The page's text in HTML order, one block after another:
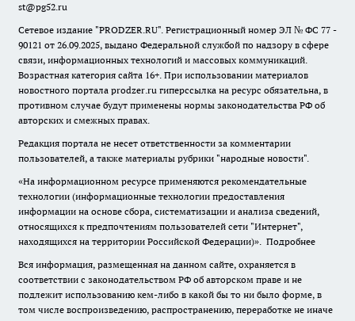
st@pg52.ru
Сетевое издание "PRODZER.RU". Регистрационный номер ЭЛ № ФС 77 -
90121 от 26.09.2025, выдано Федеральной службой по надзору в сфере
связи, информационных технологий и массовых коммуникаций.
Возрастная категория сайта 16+. При использовании материалов
новостного портала prodzer.ru гиперссылка на ресурс обязательна, в
противном случае будут применены нормы законодательства РФ об
авторских и смежных правах.
Редакция портала не несет ответственности за комментарии
пользователей, а также материалы рубрики "народные новости".
«На информационном ресурсе применяются рекомендательные
технологии (информационные технологии предоставления
информации на основе сбора, систематизации и анализа сведений,
относящихся к предпочтениям пользователей сети "Интернет",
находящихся на территории Российской Федерации)». Подробнее
Вся информация, размещенная на данном сайте, охраняется в
соответствии с законодательством РФ об авторском праве и не
подлежит использованию кем-либо в какой бы то ни было форме, в
том числе воспроизведению, распространению, переработке не иначе